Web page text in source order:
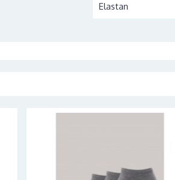
Elastan